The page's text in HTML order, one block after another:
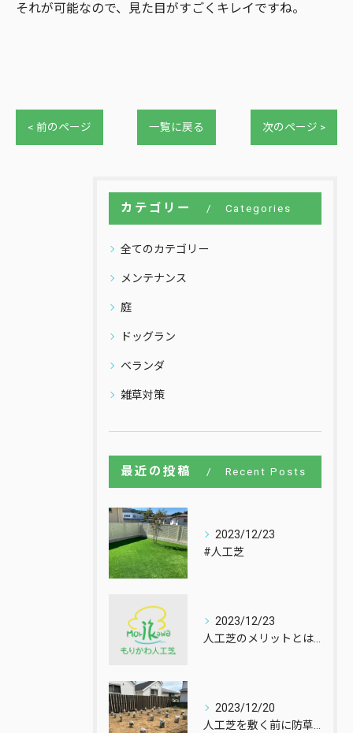
それが可能なので、見た目がすごくキレイですね。
< 前のページ 一覧に戻る 次のページ >
カテゴリー Categories
全てのカテゴリー
メンテナンス
庭
ドッグラン
ベランダ
雑草対策
最近の投稿 Recent Posts
2023/12/23
#人工芝
2023/12/23
人工芝のメリットとは？
2023/12/20
人工芝を敷く前に防草シートを敷きますが、その前の段階で、地面...